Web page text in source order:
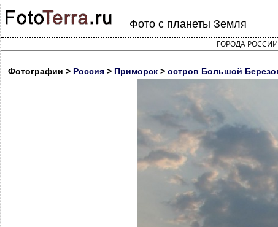
Фото с планеты Земля
ГОРОДА РОССИИ
Фотографии > Россия > Приморск > остров Большой